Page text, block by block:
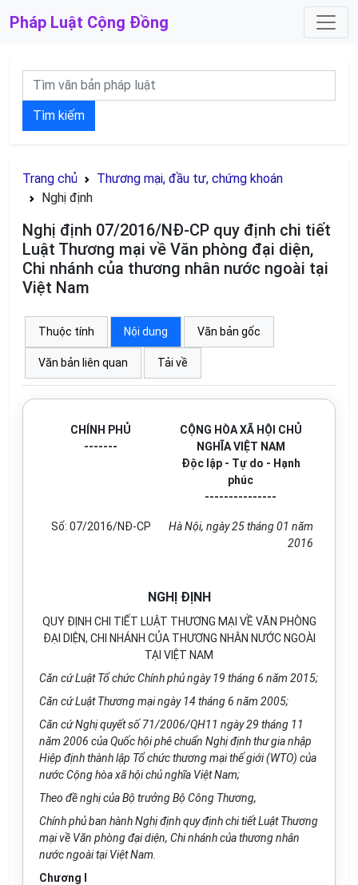
Pháp Luật Cộng Đồng
Tìm kiếm
Trang chủ
Thương mại, đầu tư, chứng khoán
Nghị định
Nghị định 07/2016/NĐ-CP quy định chi tiết
Luật Thương mại về Văn phòng đại diện,
Chi nhánh của thương nhân nước ngoài tại
Việt Nam
Thuộc tính Nội dung Văn bản gốc
Văn bản liên quan Tải về
CHÍNH PHỦ
-------
CỘNG HÒA XÃ HỘI CHỦ
NGHĨA VIỆT NAM
Độc lập - Tự do - Hạnh
phúc
---------------
Số: 07/2016/NĐ-CP
Hà Nội, ngày 25 tháng 01 năm
2016
NGHỊ ĐỊNH
QUY ĐỊNH CHI TIẾT LUẬT THƯƠNG MẠI VỀ VĂN PHÒNG
ĐẠI DIỆN, CHI NHÁNH CỦA THƯƠNG NHÂN NƯỚC NGOÀI
TẠI VIỆT NAM
Căn cứ Luật Tổ chức Chính phủ ngày 19 tháng 6 năm 2015;
Căn cứ Luật Thương mại ngày 14tháng6 năm 2005;
Căn cứ Nghị quyết số 71/2006/QH11 ngày 29 tháng 11
năm 2006 của Quốc hội phê chuẩn Nghị định thư gia nhập
Hiệp định thành lập Tổ chứcthương mại thế giới (WTO) của
nước Cộng hòa xã hội chủ nghĩa Việt Nam;
Theo đề nghị của Bộ trưởng Bộ Công Thương,
Chính phủ ban hành Nghị định quy định chi tiết Luật Thương
mại về Văn phòng đại diện, Chi nhánh của thương nhân
nước ngoài tại Việt Nam.
Chương I